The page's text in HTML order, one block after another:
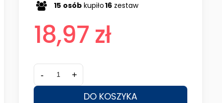
15 osób kupiło16 zestaw
18,97 zł
- +
DO KOSZYKA